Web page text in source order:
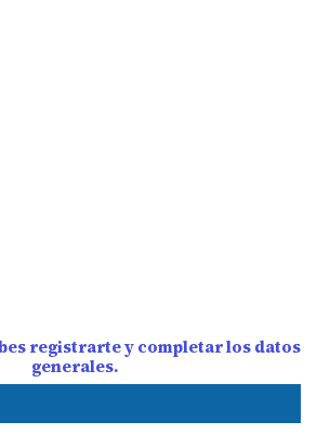
registrarte y completar los datos
generales.